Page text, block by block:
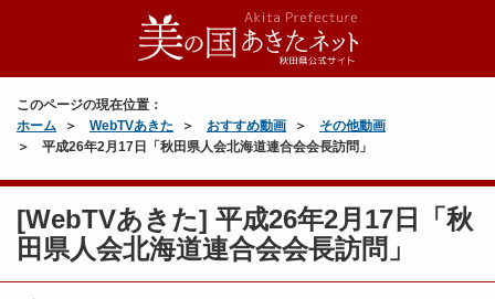
このページの現在位置：
ホーム
WebTVあきた おすすめ動画
その他動画
平成26年2月17日「秋田県人会北海道連合会会長訪問」
[WebTVあきた] 平成26年2月17日「秋
田県人会北海道連合会会長訪問」